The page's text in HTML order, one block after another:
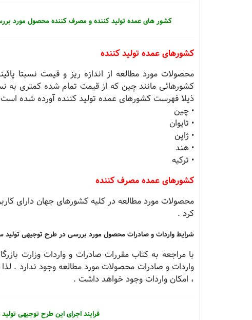
کشور های عمده تولید کننده و مصرف کننده محصول مورد
كشورهای عمده تولید كننده
محصولات مورد مطالعه از اندازه ریز و قیمت نسبتا
كشورهائی مانند چین كه از قیمت تمام شده كمتری به
ذیلا فهرست كشورهای عمده تولید كننده آورده شده
• چین
• تایوان
• ژاپن
• هند
• تركیه
كشورهای عمده مصرف كننده
محصولات مورد مطالعه در كلیه كشورهای جهان دارای
كرد .
شرایط واردات و صادرات محصول مورد بررسی در طرح توجیهی
با مراجعه به كتاب مقررات صادرات و واردات وزارت
واردات و صادرات محصولات مورد مطالعه وجود ندارد .
، امكان واردات وجود خواهد داشت .
فرایند اجرای این طرح توجیهی